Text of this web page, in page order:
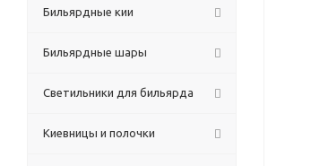
Бильярдные кии
Бильярдные шары
Светильники для бильярда
Киевницы и полочки